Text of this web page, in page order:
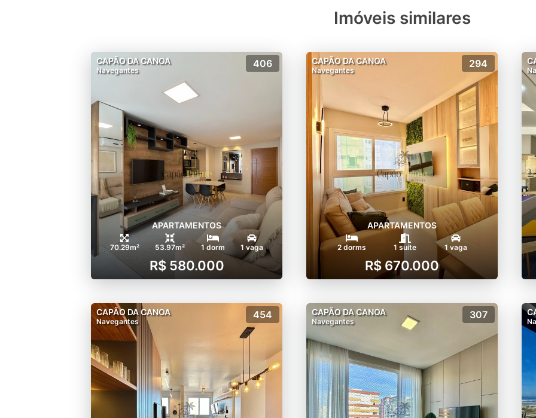
Imóveis similares
CAPÃO DA CANOA
Navegantes
406
APARTAMENTOS
70.29m² 53.97m² 1 dorm 1 vaga
R$ 580.000
CAPÃO DA CANOA
Navegantes
294
APARTAMENTOS
2 dorms 1 suíte 1 vaga
R$ 670.000
CAPÃO DA CANOA
Navegantes
454 CAPÃO DA CANOA
Navegantes
307